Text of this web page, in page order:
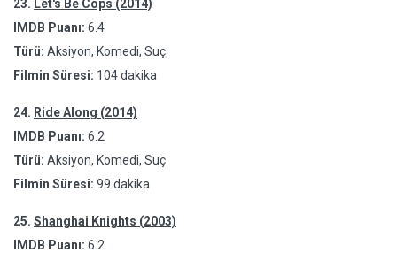
23. Let's Be Cops (2014)
IMDB Puanı: 6.4
Türü: Aksiyon, Komedi, Suç
Filmin Süresi: 104 dakika
24. Ride Along (2014)
IMDB Puanı: 6.2
Türü: Aksiyon, Komedi, Suç
Filmin Süresi: 99 dakika
25. Shanghai Knights (2003)
IMDB Puanı: 6.2